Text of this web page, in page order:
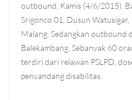
outbound, Kamis (4/6/2015).
Srigonco 01, Dusun
Malang. Sedangkan outbound
Balekambang. Sebanyak 60
terdiri dari relawan PSLPD,
penyandang disabilitas.